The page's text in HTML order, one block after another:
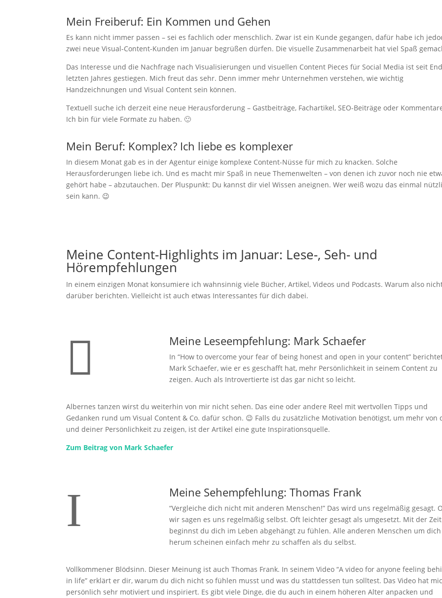
Mein Freiberuf: Ein Kommen und Gehen
Es kann nicht immer passen – sei es fachlich oder menschlich. Zwar ist ein Kunde gegangen, dafür habe ich
zwei neue Visual-Content-Kunden im Januar begrüßen dürfen. Die visuelle Zusammenarbeit hat viel Spaß
Das Interesse und die Nachfrage nach Visualisierungen und visuellen Content Pieces für Social Media ist seit
letzten Jahres gestiegen. Mich freut das sehr. Denn immer mehr Unternehmen verstehen, wie wichtig
Handzeichnungen und Visual Content sein können.
Textuell suche ich derzeit eine neue Herausforderung – Gastbeiträge, Fachartikel, SEO-Beiträge oder
Ich bin für viele Formate zu haben. 🙂
Mein Beruf: Komplex? Ich liebe es komplexer
In diesem Monat gab es in der Agentur einige komplexe Content-Nüsse für mich zu knacken. Solche
Herausforderungen liebe ich. Und es macht mir Spaß in neue Themenwelten – von denen ich zuvor noch nie
gehört habe – abzutauchen. Der Pluspunkt: Du kannst dir viel Wissen aneignen. Wer weiß wozu das einmal
sein kann. 😉
Meine Content-Highlights im Januar: Lese-, Seh- und
Hörempfehlungen
In einem einzigen Monat konsumiere ich wahnsinnig viele Bücher, Artikel, Videos und Podcasts. Warum also
darüber berichten. Vielleicht ist auch etwas Interessantes für dich dabei.
 Meine Leseempfehlung: Mark Schaefer
In “How to overcome your fear of being honest and open in your content”
Mark Schaefer, wie er es geschafft hat, mehr Persönlichkeit in seinem Content zu
zeigen. Auch als Introvertierte ist das gar nicht so leicht.
Albernes tanzen wirst du weiterhin von mir nicht sehen. Das eine oder andere Reel mit wertvollen Tipps und
Gedanken rund um Visual Content & Co. dafür schon. 😉 Falls du zusätzliche Motivation benötigst, um mehr von
und deiner Persönlichkeit zu zeigen, ist der Artikel eine gute Inspirationsquelle.
Zum Beitrag von Mark Schaefer
I Meine Sehempfehlung: Thomas Frank
“Vergleiche dich nicht mit anderen Menschen!” Das wird uns regelmäßig gesagt.
wir sagen es uns regelmäßig selbst. Oft leichter gesagt als umgesetzt. Mit der Zeit
beginnst du dich im Leben abgehängt zu fühlen. Alle anderen Menschen um dich
herum scheinen einfach mehr zu schaffen als du selbst.
Vollkommener Blödsinn. Dieser Meinung ist auch Thomas Frank. In seinem Video “A video for anyone feeling
in life” erklärt er dir, warum du dich nicht so fühlen musst und was du stattdessen tun solltest. Das Video hat
persönlich sehr motiviert und inspiriert. Es gibt viele Dinge, die du auch in einem höheren Alter anpacken und